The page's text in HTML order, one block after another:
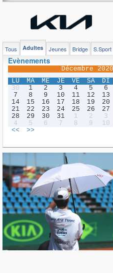
Tous Adultes Jeunes Bridge S.Sport
Evènements
Décembre 2020
LU
MA ME JE VE SA
DI
30
1 2 3 4 5
6
7
8 9 10 11 12
13
14
15 16 17 18 19
20
21
22 23 24 25 26
27
28
29 30 31 1 2
3
4
5 6 7 8 9
10
<<
>>